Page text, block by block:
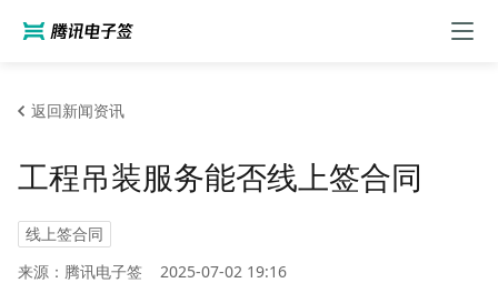
返回新闻资讯
工程吊装服务能否线上签合同
线上签合同
来源：腾讯电子签
2025-07-02 19:16